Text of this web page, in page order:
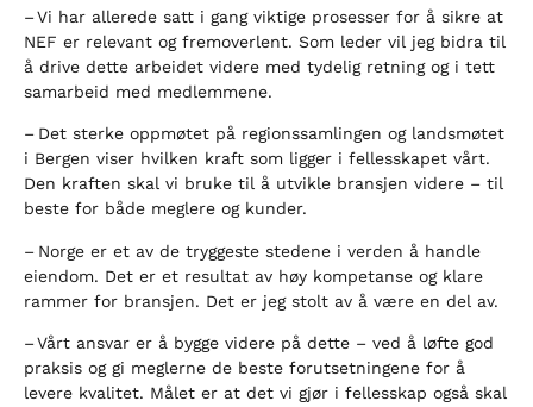
– Vi har allerede satt i gang viktige prosesser for å sikre at
NEF er relevant og fremoverlent. Som leder vil jeg bidra til
å drive dette arbeidet videre med tydelig retning og i tett
samarbeid med medlemmene.
– Det sterke oppmøtet på regionssamlingen og landsmøtet
i Bergen viser hvilken kraft som ligger i fellesskapet vårt.
Den kraften skal vi bruke til å utvikle bransjen videre – til
beste for både meglere og kunder.
– Norge er et av de tryggeste stedene i verden å handle
eiendom. Det er et resultat av høy kompetanse og klare
rammer for bransjen. Det er jeg stolt av å være en del av.
– Vårt ansvar er å bygge videre på dette – ved å løfte god
praksis og gi meglerne de beste forutsetningene for å
levere kvalitet. Målet er at det vi gjør i fellesskap også skal